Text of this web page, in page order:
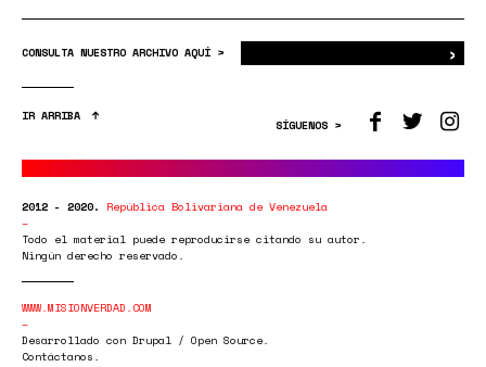
CONSULTA NUESTRO ARCHIVO AQUÍ > ›
IR ARRIBA
SÍGUENOS >
2012 - 2020. República Bolivariana de Venezuela
Todo el material puede reproducirse citando su autor.
Ningún derecho reservado.
WWW.MISIONVERDAD.COM
Desarrollado con Drupal / Open Source.
Contáctanos.